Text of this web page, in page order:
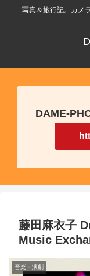
写真＆旅行記。カメ
DAME-
藤田麻衣子
Music
音楽・演劇